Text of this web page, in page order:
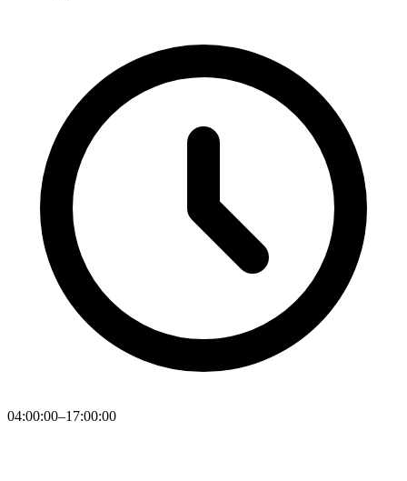
04:00:00–17:00:00